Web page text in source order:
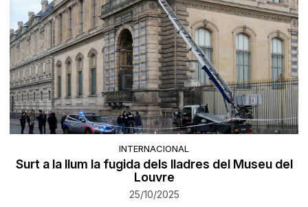
INTERNACIONAL
Surt a la llum la fugida dels lladres del Museu del
Louvre
25/10/2025